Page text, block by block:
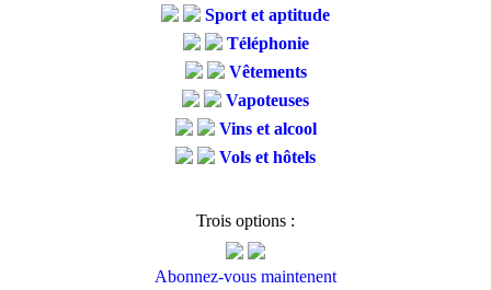
Sport et aptitude
Téléphonie
Vêtements
Vapoteuses
Vins et alcool
Vols et hôtels
Trois options :
Abonnez-vous maintenent